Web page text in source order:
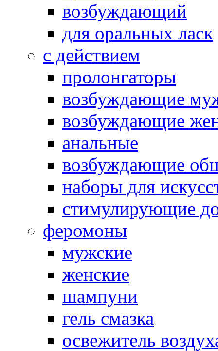
возбуждающий
для оральных ласк
с действием
пролонгаторы
возбуждающие
возбуждающие
анальные
возбуждающие
наборы для
стимулирующие
феромоны
мужские
женские
шампуни
гель смазка
освежитель